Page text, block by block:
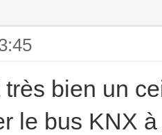
très bien un
le bus KNX